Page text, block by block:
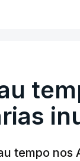
tempo nos